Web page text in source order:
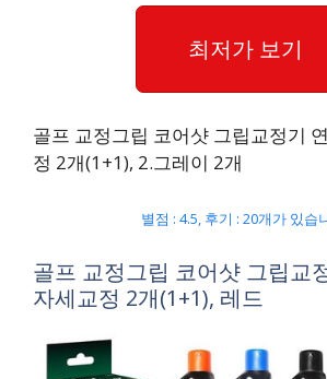
최저가 보기
골프 교정그립 코어샷 그립교정기
정 2개(1+1), 2.그레이 2개
별점 : 4.5, 후기 : 20개가 있습
골프 교정그립 코어샷 그립교
자세교정 2개(1+1), 레드